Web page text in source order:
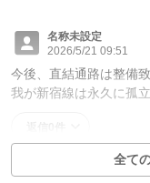
名称未設定
2026/5/21 09:51
今後、直結通路は整備
我が新宿線は永久に孤
全て